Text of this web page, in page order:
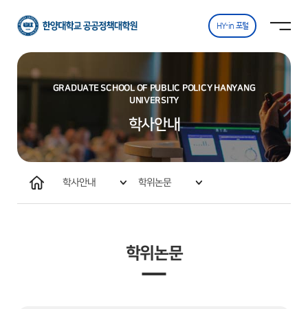
공공정책대학원
HY-in 포털
GRADUATE SCHOOL OF PUBLIC POLICY HANYANG
UNIVERSITY
학사안내
학사안내
학위논문
학위논문